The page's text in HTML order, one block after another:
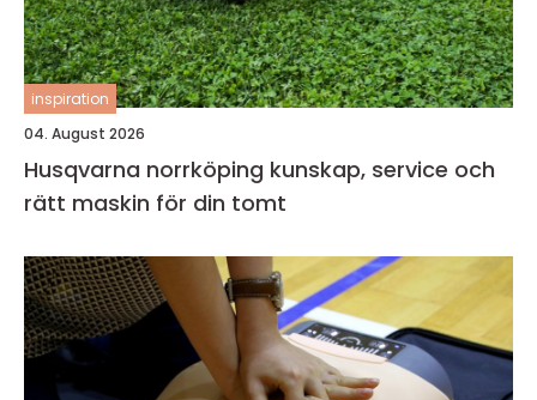
inspiration
04. August 2026
Husqvarna norrköping kunskap, service och
rätt maskin för din tomt